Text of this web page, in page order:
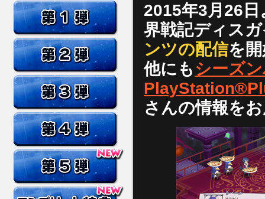
2015年3月26
界戦記ディス
ンツの配信を
他にもシーズ
さんの情報を